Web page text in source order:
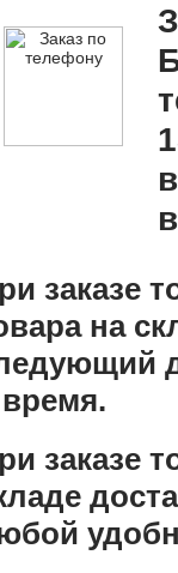
заказе
на
заказе